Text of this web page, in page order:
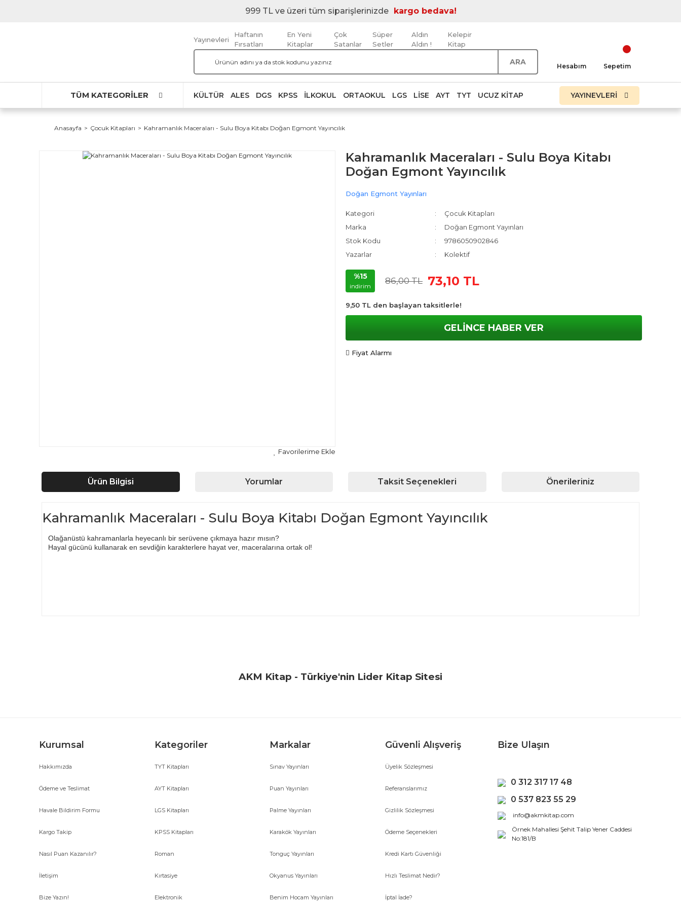
999 TL ve üzeri tüm siparişlerinizde kargo bedava!
Yayınevleri
Haftanın
Fırsatları
En Yeni
Kitaplar
Çok
Satanlar
Süper
Setler
Aldın
Aldın !
Kelepir
Kitap
ARA Hesabım Sepetim
TÜM KATEGORİLER KÜLTÜR ALES DGS KPSS İLKOKUL ORTAOKUL LGS LISE AYT TYT UCUZ KITAP YAYINEVLERİ
Anasayfa Çocuk Kitapları Kahramanlık Maceraları - Sulu Boya Kitabı Doğan Egmont Yayıncılık
Kahramanlık Maceraları - Sulu Boya Kitabı
Doğan Egmont Yayıncılık
Doğan Egmont Yayınları
Kategori
Çocuk Kitapları
Marka
Doğan Egmont Yayınları
Stok Kodu
9786050902846
Yazarlar
Kolektif
%15
indirim
86,00 TL 73,10 TL
9,50 TL den başlayan taksitlerle!
GELİNCE HABER VER
Fiyat Alarmı
Ürün Bilgisi Yorumlar Taksit Seçenekleri Önerileriniz
Kahramanlık Maceraları - Sulu Boya Kitabı Doğan Egmont Yayıncılık
Olağanüstü kahramanlarla heyecanlı bir serüvene çıkmaya hazır mısın?
Hayal gücünü kullanarak en sevdiğin karakterlere hayat ver, maceralarına ortak ol!
Yorum Yaz
AKM Kitap - Türkiye'nin Lider Kitap Sitesi
Kurumsal
Hakkımızda
Ödeme ve Teslimat
Havale Bildirim Formu
Kargo Takip
Nasıl Puan Kazanılır?
İletişim
Bize Yazın!
Kategoriler
TYT Kitapları
AYT Kitapları
LGS Kitapları
KPSS Kitapları
Roman
Kırtasiye
Elektronik
Markalar
Sınav Yayınları
Puan Yayınları
Palme Yayınları
Karakök Yayınları
Tonguç Yayınları
Okyanus Yayınları
Benim Hocam Yayınları
Güvenli Alışveriş
Üyelik Sözleşmesi
Referanslarımız
Gizlilik Sözleşmesi
Ödeme Seçenekleri
Kredi Kartı Güvenliği
Hızlı Teslimat Nedir?
İptal İade?
Bize Ulaşın
0 312 317 17 48
0 537 823 55 29
info@akmkitap.com
Örnek Mahallesi Şehit Talip Yener Caddesi
No:181/B